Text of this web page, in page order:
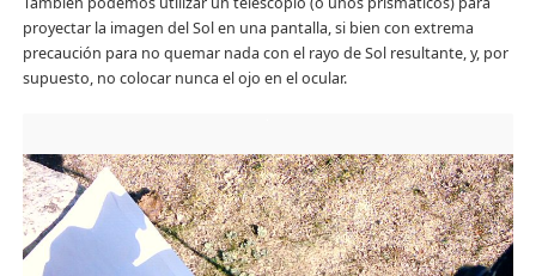
proyectar la imagen del Sol en una pantalla, si bien con extrema
precaución para no quemar nada con el rayo de Sol resultante, y, por
supuesto, no colocar nunca el ojo en el ocular.